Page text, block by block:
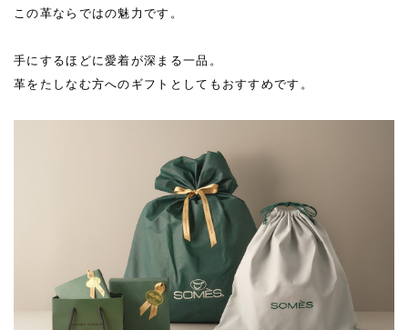
この革ならではの魅力です。
手にするほどに愛着が深まる一品。
革をたしなむ方へのギフトとしてもおすすめです。